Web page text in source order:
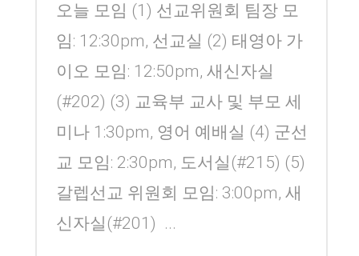
오늘 모임 (1) 선교위원회 팀장 모
임: 12:30pm, 선교실 (2) 태영아 가
이오 모임: 12:50pm, 새신자실
(#202) (3) 교육부 교사 및 부모 세
미나 1:30pm, 영어 예배실 (4) 군선
교 모임: 2:30pm, 도서실(#215) (5)
갈렙선교 위원회 모임: 3:00pm, 새
신자실(#201) ...